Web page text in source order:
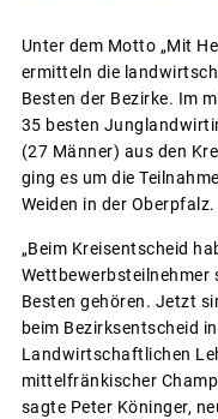
Unter dem Motto „Mit
ermitteln die
Besten der Bezirke. Im
35 besten
(27 Männer) aus den
ging es um die
Weiden in der Oberpfalz.
„Beim Kreisentscheid
Wettbewerbsteilnehmer
Besten gehören. Jetzt
beim Bezirksentscheid
Landwirtschaftlichen
mittelfränkischer
sagte Peter Köninger,